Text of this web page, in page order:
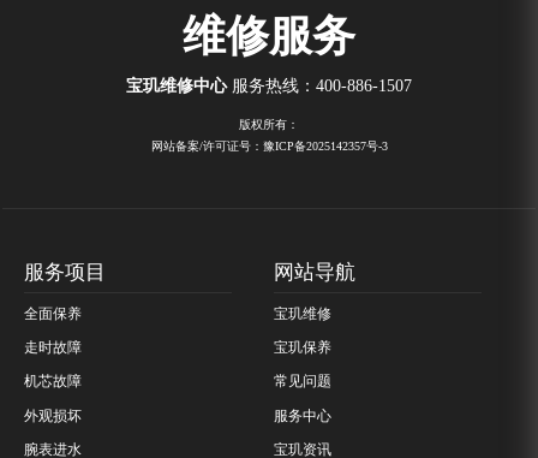
维修服务
宝玑维修中心 服务热线： 400-886-1507
版权所有：
网站备案/许可证号：豫ICP备2025142357号-3
服务项目
全面保养
走时故障
机芯故障
外观损坏
腕表进水
网站导航
宝玑维修
宝玑保养
常见问题
服务中心
宝玑资讯